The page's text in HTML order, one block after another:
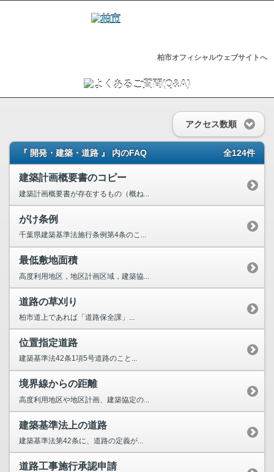
柏市オフィシャルウェブサイトへ
アクセス数順
『 開発・建築・道路 』 内のFAQ 全124件
建築計画概要書のコピー
建築計画概要書が存在するもの（概ね...
がけ条例
千葉県建築基準法施行条例第4条のこ...
最低敷地面積
高度利用地区，地区計画区域，建築協...
道路の草刈り
柏市道上であれば「道路保全課」...
位置指定道路
建築基準法42条1項5号道路のこと...
境界線からの距離
高度利用地区や地区計画、建築協定の...
建築基準法上の道路
建築基準法第42条に、道路の定義が...
道路工事施行承認申請